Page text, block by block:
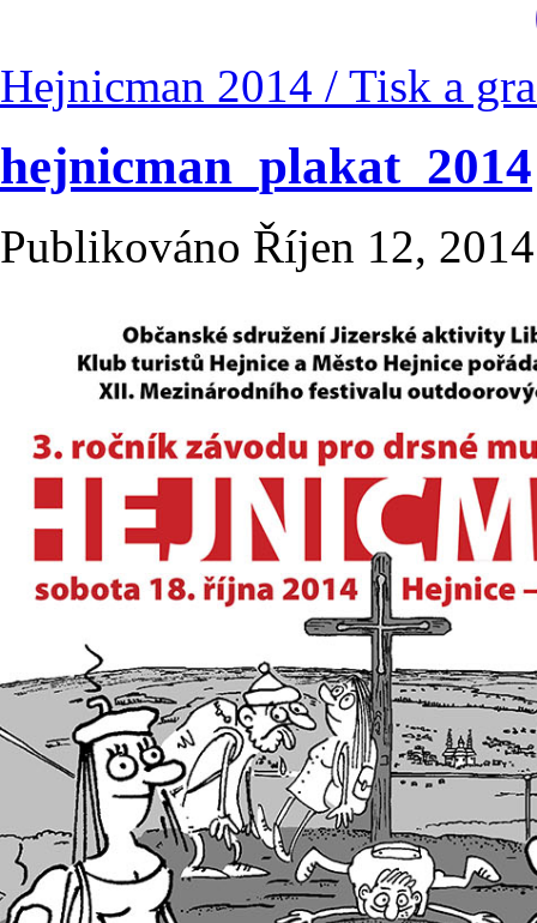
Hejnicman 2014 / Tisk a
hejnicman_plakat_2014
Publikováno Říjen 12, 2014